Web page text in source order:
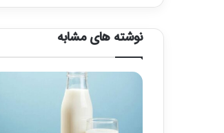
نوشته های مشابه